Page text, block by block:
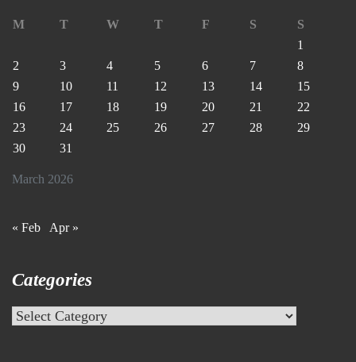
March 2026
M T W T F S
S
1
2
3 4 5 6 7
8
9
10 11 12 13 14
15
16
17 18 19 20 21
22
23
24 25 26 27 28
29
30
31
« Feb Apr »
Categories
Categories